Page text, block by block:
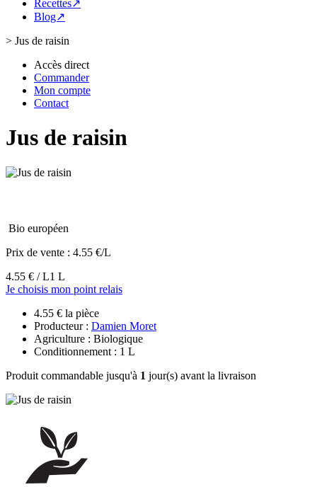
Recettes↗
Blog↗
> Jus de raisin
Accès direct
Commander
Mon compte
Contact
Jus de raisin
Bio européen
Prix de vente : 4.55 €/L
4.55 € / L1 L
Je choisis mon point relais
4.55 € la pièce
Producteur : Damien Moret
Agriculture : Biologique
Conditionnement : 1 L
Produit commandable jusqu'à 1 jour(s) avant la livraison